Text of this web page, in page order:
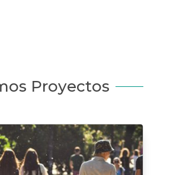
Proyectos